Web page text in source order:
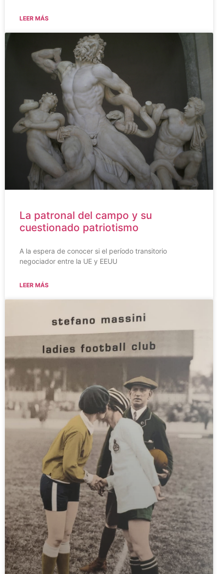
LEER MÁS
La patronal del campo y su
cuestionado patriotismo
A la espera de conocer si el período transitorio
negociador entre la UE y EEUU
LEER MÁS